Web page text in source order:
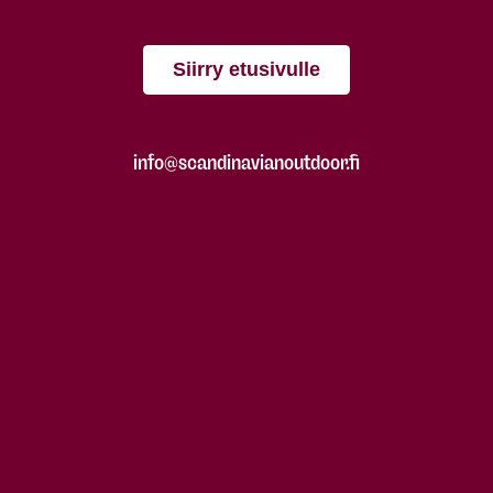
Siirry etusivulle
info@scandinavianoutdoor.fi